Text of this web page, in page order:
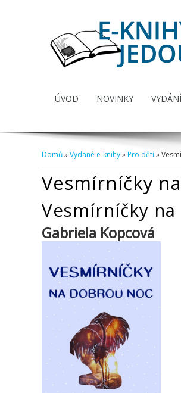
ÚVOD NOVINKY
Domů»Vydané e-knihy»Pro děti »
Vesmírníčky
Vesmírníčky
Gabriela Kopcová